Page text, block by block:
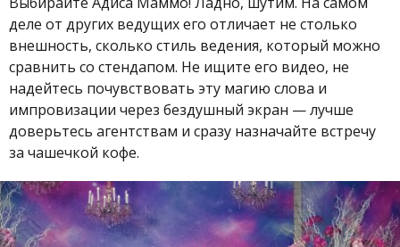
деле от других ведущих его отличает не столько
внешность, сколько стиль ведения, который можно
сравнить со стендапом. Не ищите его видео, не
надейтесь почувствовать эту магию слова и
импровизации через бездушный экран —лучше
доверьтесь агентствам и сразу назначайте встречу
за чашечкой кофе.